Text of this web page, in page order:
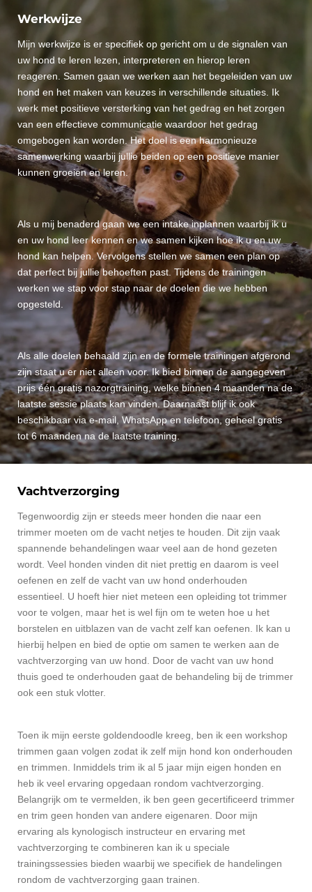
Werkwijze
Mijn werkwijze is er specifiek op gericht om u de signalen van
uw hond te leren lezen, interpreteren en hierop leren
reageren. Samen gaan we werken aan het begeleiden van uw
hond en het maken van keuzes in verschillende situaties. Ik
werk met positieve versterking van het gedrag en het zorgen
van een effectieve communicatie waardoor het gedrag
omgebogen kan worden. Het doel is een harmonieuze
samenwerking waarbij jullie beiden op een positieve manier
kunnen groeien en leren.
Als u mij benaderd gaan we een intake inplannen waarbij ik u
en uw hond leer kennen en we samen kijken hoe ik u en uw
hond kan helpen. Vervolgens stellen we samen een plan op
dat perfect bij jullie behoeften past. Tijdens de trainingen
werken we stap voor stap naar de doelen die we hebben
opgesteld.
Als alle doelen behaald zijn en de formele trainingen afgerond
zijn staat u er niet alleen voor. Ik bied binnen de aangegeven
prijs één gratis nazorgtraining, welke binnen 4 maanden na de
laatste sessie plaats kan vinden. Daarnaast blijf ik ook
beschikbaar via e-mail, WhatsApp en telefoon, geheel gratis
tot 6 maanden na de laatste training.
Vachtverzorging
Tegenwoordig zijn er steeds meer honden die naar een
trimmer moeten om de vacht netjes te houden. Dit zijn vaak
spannende behandelingen waar veel aan de hond gezeten
wordt. Veel honden vinden dit niet prettig en daarom is veel
oefenen en zelf de vacht van uw hond onderhouden
essentieel. U hoeft hier niet meteen een opleiding tot trimmer
voor te volgen, maar het is wel fijn om te weten hoe u het
borstelen en uitblazen van de vacht zelf kan oefenen. Ik kan u
hierbij helpen en bied de optie om samen te werken aan de
vachtverzorging van uw hond. Door de vacht van uw hond
thuis goed te onderhouden gaat de behandeling bij de trimmer
ook een stuk vlotter.
Toen ik mijn eerste goldendoodle kreeg, ben ik een workshop
trimmen gaan volgen zodat ik zelf mijn hond kon onderhouden
en trimmen. Inmiddels trim ik al 5 jaar mijn eigen honden en
heb ik veel ervaring opgedaan rondom vachtverzorging.
Belangrijk om te vermelden, ik ben geen gecertificeerd trimmer
en trim geen honden van andere eigenaren. Door mijn
ervaring als kynologisch instructeur en ervaring met
vachtverzorging te combineren kan ik u speciale
trainingssessies bieden waarbij we specifiek de handelingen
rondom de vachtverzorging gaan trainen.